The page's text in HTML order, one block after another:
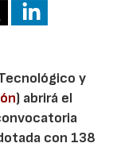
y
) abrirá el
con 138